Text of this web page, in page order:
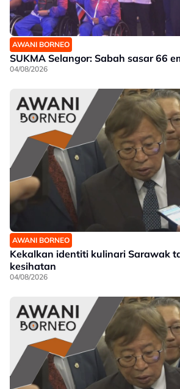
AWANI BORNEO
SUKMA Selangor: Sabah sasar 66
04/08/2026
AWANI BORNEO
Kekalkan identiti kulinari Sarawak
kesihatan
04/08/2026